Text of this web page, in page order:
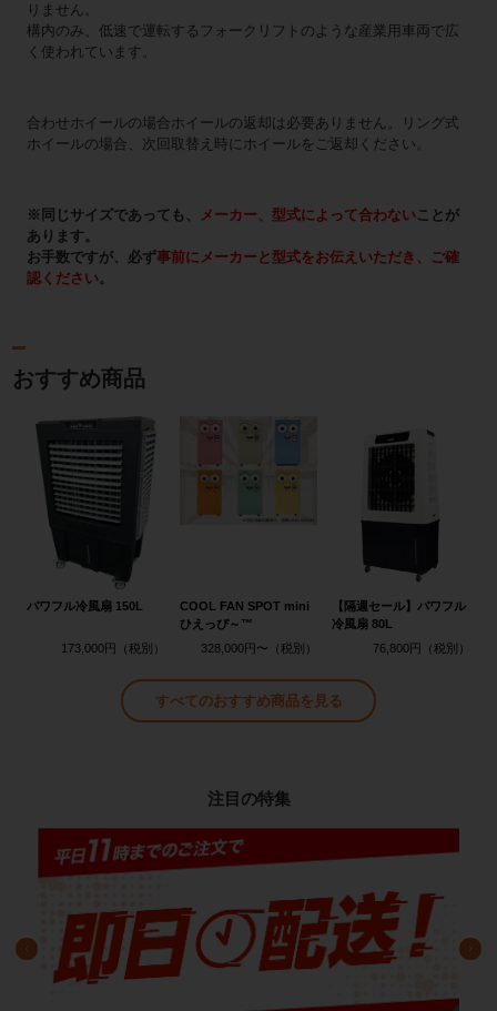
りません。
構内のみ、低速で運転するフォークリフトのような産業用車両で広
く使われています。
合わせホイールの場合ホイールの返却は必要ありません。リング式
ホイールの場合、次回取替え時にホイールをご返却ください。
※同じサイズであっても、 メーカー、型式によって合わないことが
あります。
お手数ですが、必ず事前にメーカーと型式をお伝えいただき、ご確
認ください。
おすすめ商品
パワフル冷風扇 150L
173,000円
COOL FAN SPOT mini
ひえっぴ～™
328,000円〜
【隔週セール】パワフル
冷風扇 80L
76,800円
すべてのおすすめ商品を見る
注目の特集